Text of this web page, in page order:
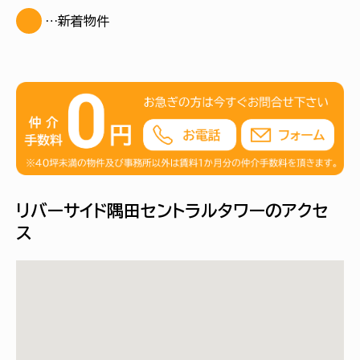
…新着物件
リバーサイド隅田セントラルタワーのアクセ
ス